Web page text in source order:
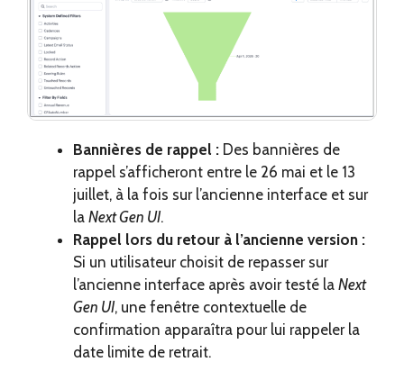
Bannières de rappel : Des bannières de
rappel s’afficheront entre le 26 mai et le 13
juillet, à la fois sur l’ancienne interface et sur
la Next Gen UI.
Rappel lors du retour à l’ancienne version :
Si un utilisateur choisit de repasser sur
l’ancienne interface après avoir testé la Next
Gen UI, une fenêtre contextuelle de
confirmation apparaîtra pour lui rappeler la
date limite de retrait.